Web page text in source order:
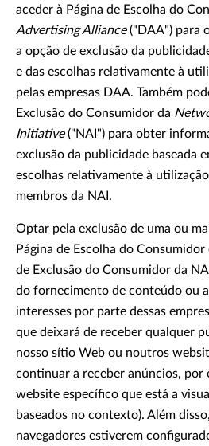
aceder à Página de Escolha do
Advertising Alliance("DAA") para
a opção de exclusão da
e das escolhas relativamente à
pelas empresas DAA. Também
Exclusão do Consumidor da
Initiative("NAI") para obter
exclusão da publicidade baseada
escolhas relativamente à
membros da NAI.
Optar pela exclusão de uma ou
Página de Escolha do
de Exclusão do Consumidor da
do fornecimento de conteúdo ou
interesses por parte dessas
que deixará de receber qualquer
nosso sítio Web ou noutros
continuar a receber anúncios, por
website específico que está a
baseados no contexto). Além
navegadores estiverem